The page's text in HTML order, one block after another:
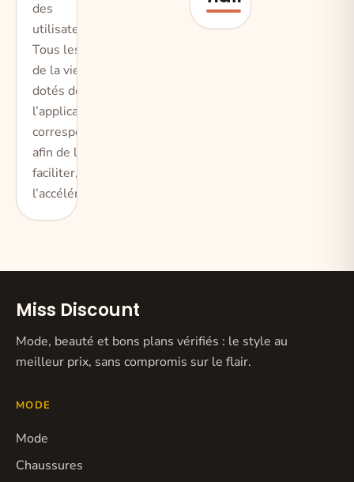
des
utilisateurs.
Tous les actes
de la vie sont
dotés de
l’application
correspondante
afin de le
faciliter, de
l’accélérer ou d
Miss Discount
Mode, beauté et bons plans vérifiés : le style au
meilleur prix, sans compromis sur le flair.
MODE
Mode
Chaussures